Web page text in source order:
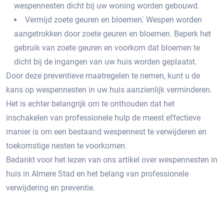
wespennesten dicht bij uw woning worden gebouwd.
Vermijd zoete geuren en bloemen⁚ Wespen worden
aangetrokken door zoete geuren en bloemen.​ Beperk het
gebruik van zoete geuren en voorkom dat bloemen te
dicht bij de ingangen van uw huis worden geplaatst.​
Door deze preventieve maatregelen te nemen‚ kunt u de
kans op wespennesten in uw huis aanzienlijk verminderen.
Het is echter belangrijk om te onthouden dat het
inschakelen van professionele hulp de meest effectieve
manier is om een bestaand wespennest te verwijderen en
toekomstige nesten te voorkomen.​
Bedankt voor het lezen van ons artikel over wespennesten in
huis in Almere Stad en het belang van professionele
verwijdering en preventie.​